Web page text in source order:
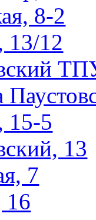
8-2
13/12
15-5
13
7
16